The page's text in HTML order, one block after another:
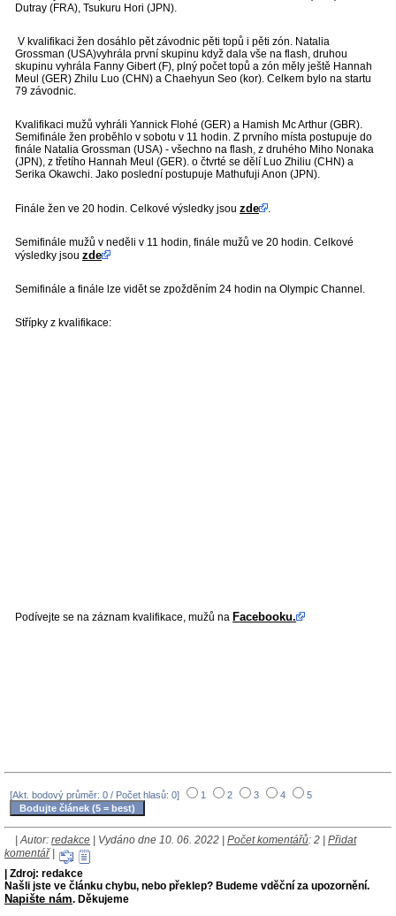
Dutray (FRA), Tsukuru Hori (JPN).
V kvalifikaci žen dosáhlo pět závodnic pěti topů i pěti zón. Natalia
Grossman (USA)vyhrála první skupinu když dala vše na flash, druhou
skupinu vyhrála Fanny Gibert (F), plný počet topů a zón měly ještě Hannah
Meul (GER) Zhilu Luo (CHN) a Chaehyun Seo (kor). Celkem bylo na startu
79 závodnic.
Kvalifikaci mužů vyhráli Yannick Flohé (GER) a Hamish Mc Arthur (GBR).
Semifinále žen proběhlo v sobotu v 11 hodin. Z prvního místa postupuje do
finále Natalia Grossman (USA) - všechno na flash, z druhého Miho Nonaka
(JPN), z třetího Hannah Meul (GER). o čtvrté se dělí Luo Zhiliu (CHN) a
Serika Okawchi. Jako poslední postupuje Mathufuji Anon (JPN).
Finále žen ve 20 hodin. Celkové výsledky jsou zde .
Semifinále mužů v neděli v 11 hodin, finále mužů ve 20 hodin. Celkové
výsledky jsou zde
Semifinále a finále lze vidět se zpožděním 24 hodin na Olympic Channel.
Střípky z kvalifikace:
Podívejte se na záznam kvalifikace, mužů na Facebooku.
[Akt. bodový průměr: 0 / Počet hlasů: 0] 1 2 3 4 5
| Autor: redakce | Vydáno dne 10. 06. 2022 | Počet komentářů: 2 | Přidat
komentář|
| Zdroj: redakce
Našli jste ve článku chybu, nebo překlep? Budeme vděční za upozornění.
Napište nám. Děkujeme